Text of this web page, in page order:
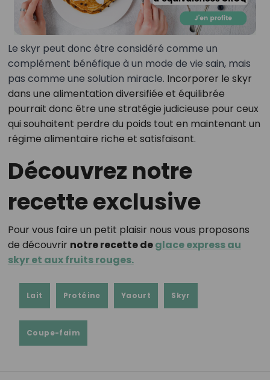
Le skyr peut donc être considéré comme un
complément bénéfique à un mode de vie sain, mais
pas comme une solution miracle. Incorporer le skyr
dans une alimentation diversifiée et équilibrée
pourrait donc être une stratégie judicieuse pour ceux
qui souhaitent perdre du poids tout en maintenant un
régime alimentaire riche et satisfaisant.
Découvrez notre
recette exclusive
Pour vous faire un petit plaisir nous vous proposons
de découvrir notre recette deglace express au
skyr et aux fruits rouges.
Lait Protéine Yaourt Skyr
Coupe-faim